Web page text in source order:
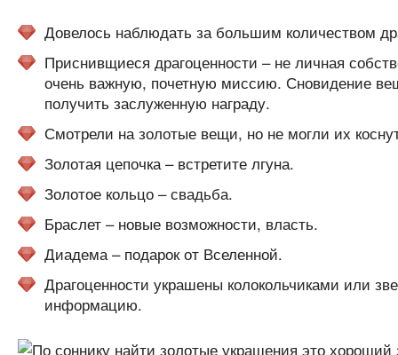
Довелось наблюдать за большим количеством
Приснивщиеся драгоценности – не личная
очень важную, почетную миссию. Сновидение
получить заслуженную награду.
Смотрели на золотые вещи, но не могли их
Золотая цепочка – встретите лгуна.
Золотое кольцо – свадьба.
Браслет – новые возможности, власть.
Диадема – подарок от Вселенной.
Драгоценности украшены колокольчиками или
информацию.